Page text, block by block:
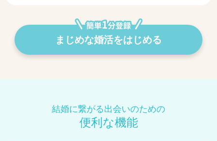
まじめな婚活をはじめる
結婚に繋がる出会いのための
便利な機能